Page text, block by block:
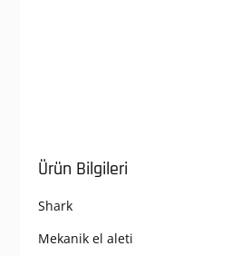
Ürün Bilgileri
Shark
Mekanik el aleti